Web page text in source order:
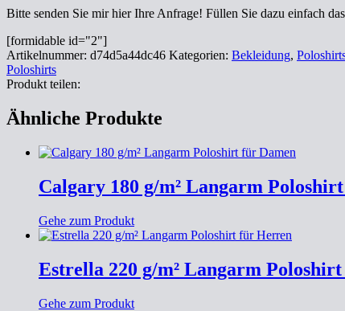
Bitte senden Sie mir hier Ihre Anfrage! Füllen Sie dazu einfach
[formidable id="2"]
Artikelnummer: d74d5a44dc46 Kategorien: Bekleidung,
Poloshirts
Produkt teilen:
Ähnliche Produkte
Calgary 180 g/m² Langarm
Gehe zum Produkt
Estrella 220 g/m² Langarm
Gehe zum Produkt